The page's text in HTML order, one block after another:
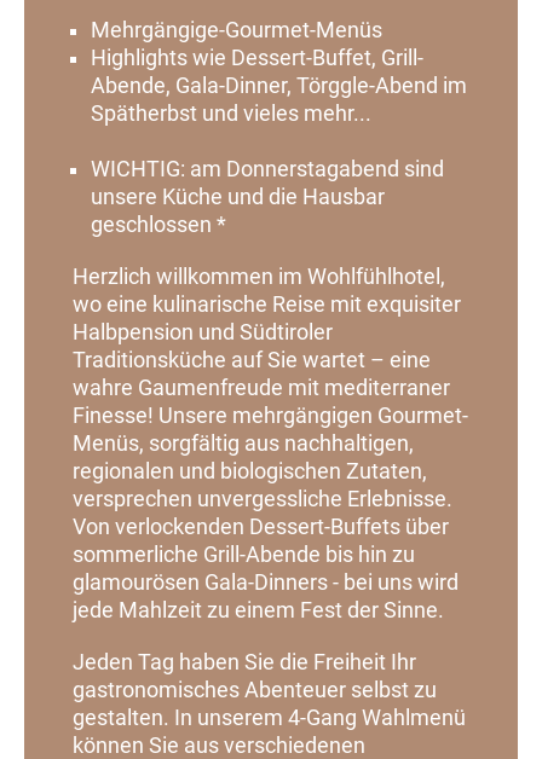
Mehrgängige-Gourmet-Menüs
Highlights wie Dessert-Buffet, Grill-
Abende, Gala-Dinner, Törggle-Abend im
Spätherbst und vieles mehr...
WICHTIG: am Donnerstagabend sind
unsere Küche und die Hausbar
geschlossen *
Herzlich willkommen im Wohlfühlhotel,
wo eine kulinarische Reise mit exquisiter
Halbpension und Südtiroler
Traditionsküche auf Sie wartet – eine
wahre Gaumenfreude mit mediterraner
Finesse! Unsere mehrgängigen Gourmet-
Menüs, sorgfältig aus nachhaltigen,
regionalen und biologischen Zutaten,
versprechen unvergessliche Erlebnisse.
Von verlockenden Dessert-Buffets über
sommerliche Grill-Abende bis hin zu
glamourösen Gala-Dinners - bei uns wird
jede Mahlzeit zu einem Fest der Sinne.
Jeden Tag haben Sie die Freiheit Ihr
gastronomisches Abenteuer selbst zu
gestalten. In unserem 4-Gang Wahlmenü
können Sie aus verschiedenen